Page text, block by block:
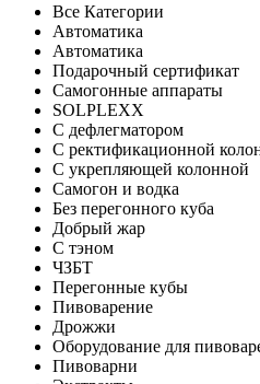
Все Категории
Автоматика
Автоматика
Подарочный сертификат
Самогонные аппараты
SOLPLEXX
С дефлегматором
С ректификационной
С укрепляющей колонной
Самогон и водка
Без перегонного куба
Добрый жар
С тэном
ЧЗБТ
Перегонные кубы
Пивоварение
Дрожжи
Оборудование для
Пивоварни